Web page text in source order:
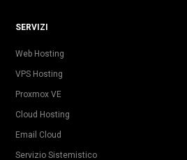
SERVIZI
Web Hosting
VPS Hosting
Proxmox VE
Cloud Hosting
Email Cloud
Servizio Sistemistico